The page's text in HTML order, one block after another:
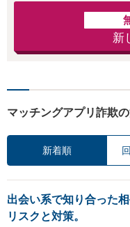
新
マッチングアプリ詐欺
新着順
出会い系で知り合った
リスクと対策。